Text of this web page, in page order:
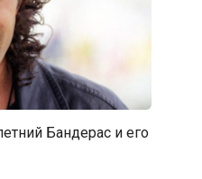
Бандерас и его